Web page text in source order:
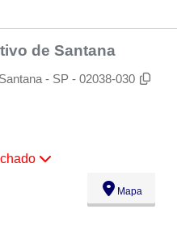
de Santana
- SP - 02038-030
Mapa